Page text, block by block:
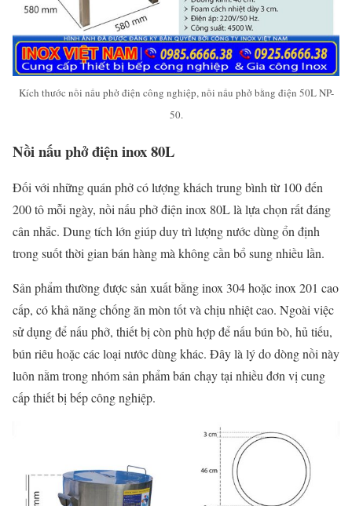
Kích thước nồi nấu phở điện công nghiệp, nồi nấu phở bằng điện 50L NP-
50.
Nồi nấu phở điện inox 80L
Đối với những quán phở có lượng khách trung bình từ 100 đến
200 tô mỗi ngày, nồi nấu phở điện inox 80L là lựa chọn rất đáng
cân nhắc. Dung tích lớn giúp duy trì lượng nước dùng ổn định
trong suốt thời gian bán hàng mà không cần bổ sung nhiều lần.
Sản phẩm thường được sản xuất bằng inox 304 hoặc inox 201 cao
cấp, có khả năng chống ăn mòn tốt và chịu nhiệt cao. Ngoài việc
sử dụng để nấu phở, thiết bị còn phù hợp để nấu bún bò, hủ tiếu,
bún riêu hoặc các loại nước dùng khác. Đây là lý do dòng nồi này
luôn nằm trong nhóm sản phẩm bán chạy tại nhiều đơn vị cung
cấp thiết bị bếp công nghiệp.